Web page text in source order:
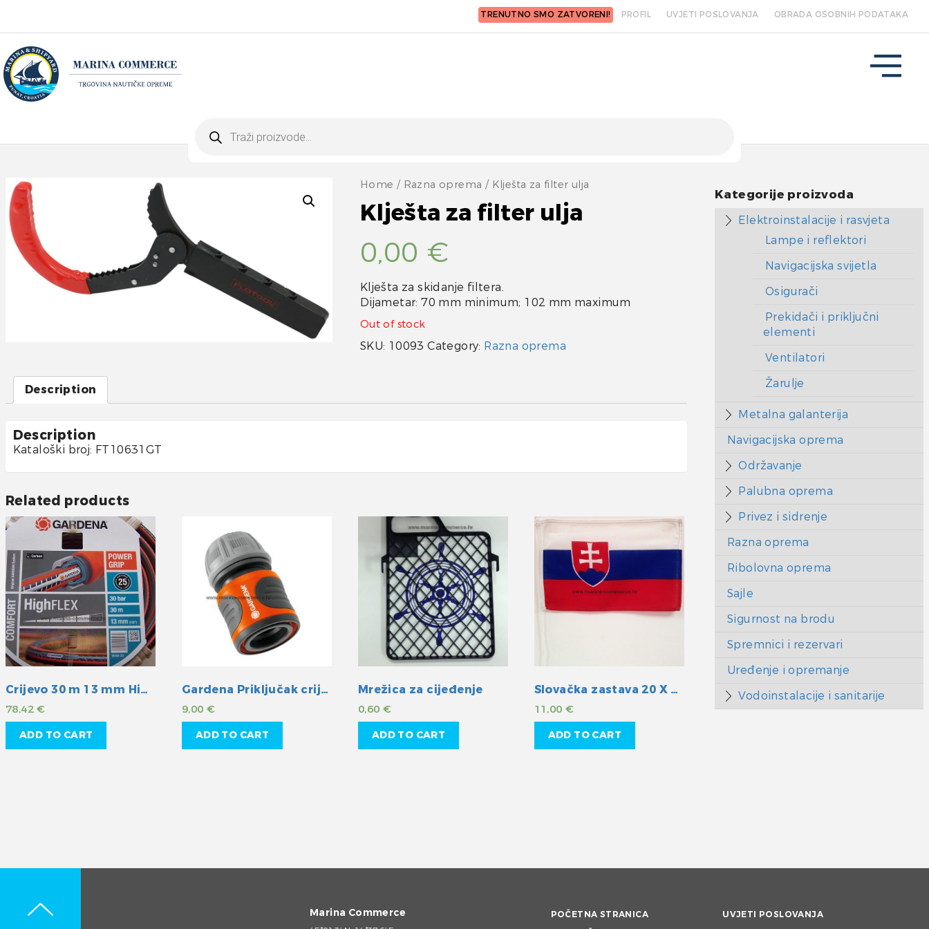
TRENUTNO SMO ZATVORENI! PROFIL UVJETI POSLOVANJA OBRADA OSOBNIH PODATAKA
search
Home / Razna oprema / Klješta za filter ulja
Klješta za filter ulja
0,00 €
Klješta za skidanje filtera.
Dijametar: 70 mm minimum; 102 mm maximum
Out of stock
SKU: 10093 Category: Razna oprema
Description
Description
Kataloški broj: FT10631GT
Related products
Crijevo 30 m 13 mm High flex
78,42€
ADD TO CART
Gardena Priključak crijeva 1/2″
9,00 €
ADD TO CART
Mrežica za cijeđenje
0,60 €
ADD TO CART
Slovačka zastava 20 X 30 cm
11,00 €
ADD TO CART
Kategorije proizvoda
Elektroinstalacije i rasvjeta
Lampe i reflektori
Navigacijska svijetla
Osigurači
Prekidači i priključni
elementi
Ventilatori
Žarulje
Metalna galanterija
Navigacijska oprema
Održavanje
Palubna oprema
Privez i sidrenje
Razna oprema
Ribolovna oprema
Sajle
Sigurnost na brodu
Spremnici i rezervari
Uređenje i opremanje
Vodoinstalacije i sanitarije
Marina Commerce
POČETNA STRANICA
UVJETI POSLOVANJA